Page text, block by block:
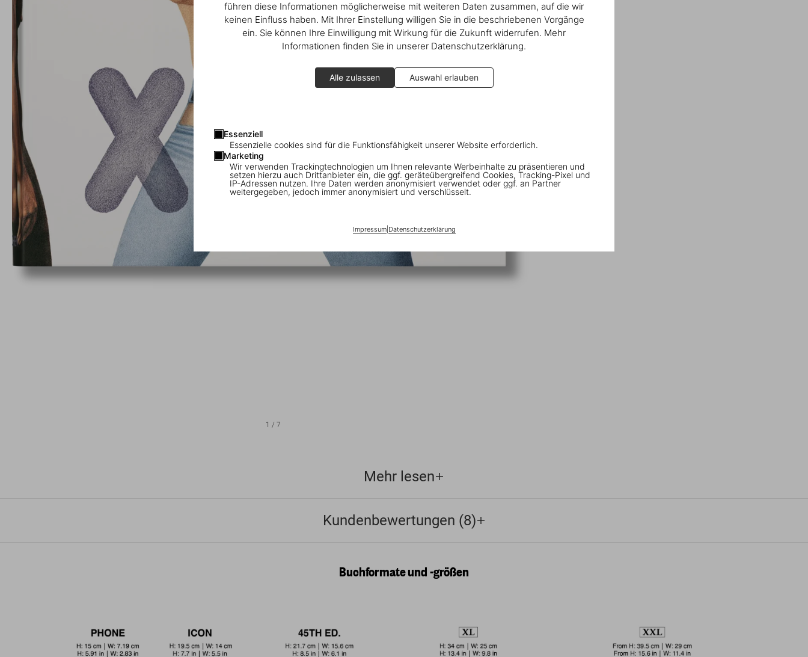
führen diese Informationen möglicherweise mit weiteren Daten zusammen, auf die wir
keinen Einfluss haben. Mit Ihrer Einstellung willigen Sie in die beschriebenen Vorgänge
ein. Sie können Ihre Einwilligung mit Wirkung für die Zukunft widerrufen. Mehr
Informationen finden Sie in unserer Datenschutzerklärung.
Alle zulassen Auswahl erlauben
Essenziell
Essenzielle cookies sind für die Funktionsfähigkeit unserer Website erforderlich.
Marketing
Wir verwenden Trackingtechnologien um Ihnen relevante Werbeinhalte zu präsentieren und
setzen hierzu auch Drittanbieter ein, die ggf. geräteübergreifend Cookies, Tracking-Pixel und
IP-Adressen nutzen. Ihre Daten werden anonymisiert verwendet oder ggf. an Partner
weitergegeben, jedoch immer anonymisiert und verschlüsselt.
Impressum| Datenschutzerklärung
1 /7
Mehr lesen
Kundenbewertungen (8)
Buchformate und -größen